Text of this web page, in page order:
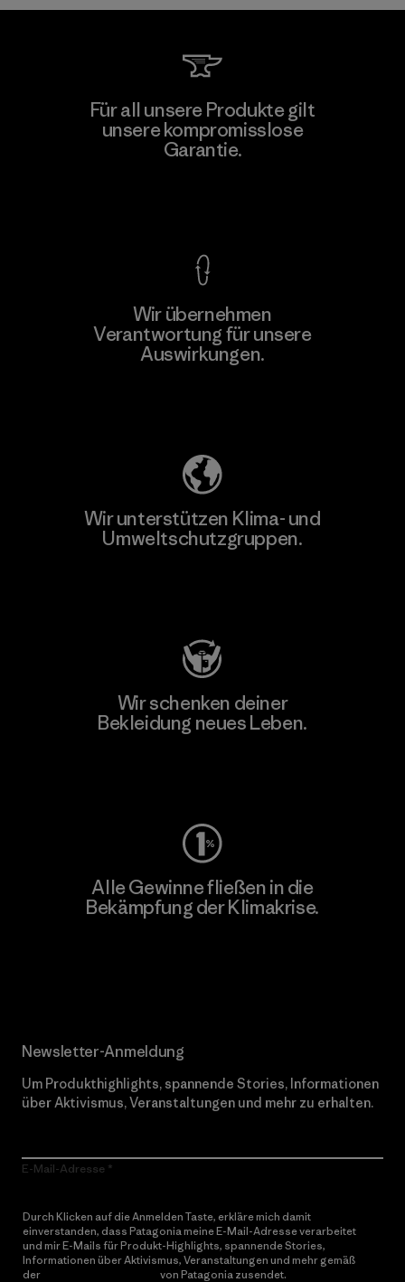
Singtex Industrial
Material-supplier
Für all unsere Produkte gilt
unsere kompromisslose
Garantie.
Wir übernehmen
Verantwortung für unsere
Auswirkungen.
Wir unterstützen Klima- und
Umweltschutzgruppen.
Wir schenken deiner
Bekleidung neues Leben.
Alle Gewinne fließen in die
Bekämpfung der Klimakrise.
Newsletter-Anmeldung
Um Produkthighlights, spannende Stories, Informationen
über Aktivismus, Veranstaltungen und mehr zu erhalten.
E-Mail-Adresse
Durch Klicken auf die Anmelden Taste, erkläre mich damit
einverstanden, dass Patagonia meine E-Mail-Adresse verarbeitet
und mir E-Mails für Produkt-Highlights, spannende Stories,
Informationen über Aktivismus, Veranstaltungen und mehr gemäß
der
von Patagonia zusendet.